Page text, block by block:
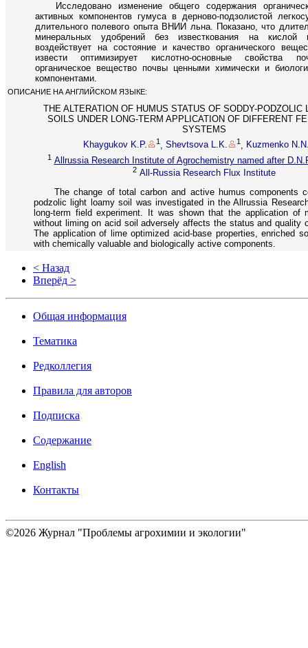
Исследовано изменение общего содержания
активных компонентов гумуса в дерново-подзолистой
длительного полевого опыта ВНИИ льна. Показано, что
минеральных удобрений без известкования на кислой
воздействует на состояние и качество органического
извести оптимизирует кислотно-основные свойства
органическое вещество почвы ценными химически и
компонентами.
ОПИСАНИЕ НА АНГЛИЙСКОМ ЯЗЫКЕ:
THE ALTERATION OF HUMUS STATUS OF SODDY-PODZOLIC
SOILS UNDER LONG-TERM APPLICATION OF DIFFERENT
SYSTEMS
Khaygukov K.P.
1 Shevtsova L.K. 1 Kuzmenko
1 Allrussia Research Institute of Agrochemistry named after
2 All-Russia Research Flux Institute
The change of total carbon and active humus components
podzolic light loamy soil was investigated in the Allrussia
long-term field experiment. It was shown that the application of
without liming on acid soil adversely affects the status and quality
The application of lime optimized acid-base properties, enriched
with chemically valuable and biologically active components.
< Назад
Вперёд >
Общая информация
Тематика
Редколлегия
Правила для авторов
Подписка
Содержание
English
Контакты
©2026 Журнал "Проблемы агрохимии и экологии"